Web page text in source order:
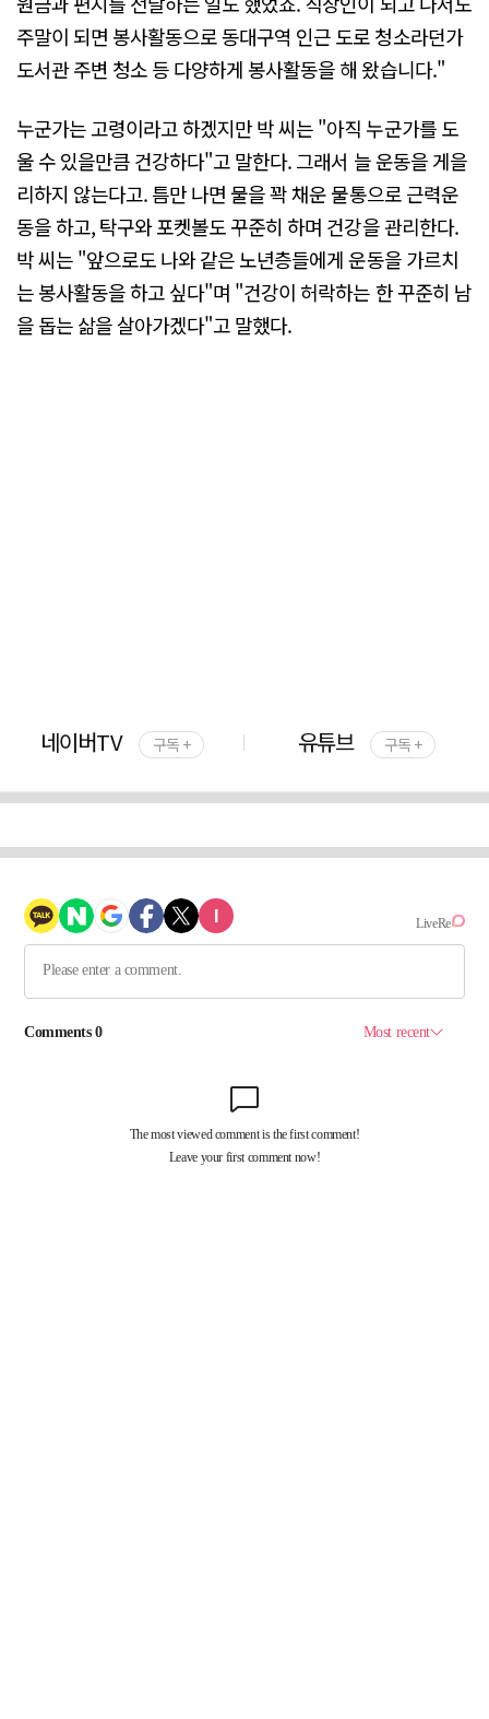
주말이 되면 봉사활동으로 동대구역 인근 도로 청소라던가
도서관 주변 청소 등 다양하게 봉사활동을 해 왔습니다."
누군가는 고령이라고 하겠지만 박 씨는 "아직 누군가를 도
울 수 있을만큼 건강하다"고 말한다. 그래서 늘 운동을 게을
리하지 않는다고. 틈만 나면 물을 꽉 채운 물통으로 근력운
동을 하고, 탁구와 포켓볼도 꾸준히 하며 건강을 관리한다.
박 씨는 "앞으로도 나와 같은 노년층들에게 운동을 가르치
는 봉사활동을 하고 싶다"며 "건강이 허락하는 한 꾸준히 남
을 돕는 삶을 살아가겠다"고 말했다.
네이버TV 구독 + 유튜브 구독 +